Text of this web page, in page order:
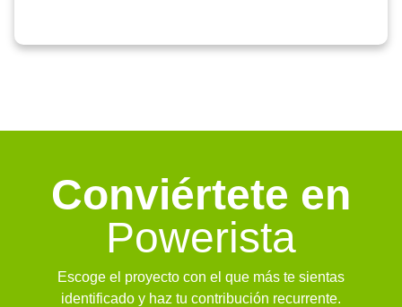
Conviértete en
Powerista
Escoge el proyecto con el que más te sientas
identificado y haz tu contribución recurrente.